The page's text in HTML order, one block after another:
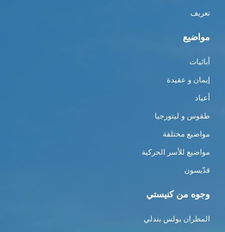
تعريف
مواضيع
أبائيات
إيمان و عقيدة
أعياد
طقوس و ليتورجيا
مواضيع مختلفة
مواضيع للأسر الحركية
قدّيسون
وجوه من كنيستي
المطران بولس بندلي